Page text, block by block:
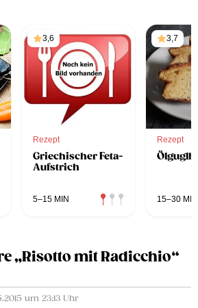
3,6
Rezept
Griechischer Feta-
Aufstrich
5–15 MIN
3,7
Rezept
15–30 MIN
„Risotto mit Radicchio“
um 23:13 Uhr